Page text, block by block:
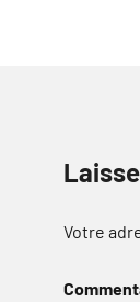
Votre